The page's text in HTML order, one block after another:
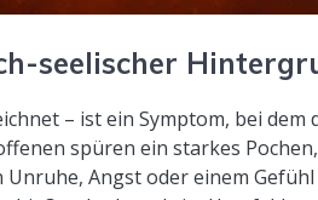
seelischer
– ist ein Symptom, bei dem
spüren ein starkes
Angst oder einem